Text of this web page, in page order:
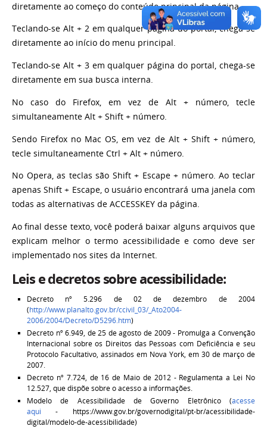
diretamente ao começo do conteúdo principal da página.
Teclando-se Alt + 2 em qualquer página do portal, chega-se
diretamente ao início do menu principal.
Teclando-se Alt + 3 em qualquer página do portal, chega-se
diretamente em sua busca interna.
No caso do Firefox, em vez de Alt + número, tecle
simultaneamente Alt + Shift + número.
Sendo Firefox no Mac OS, em vez de Alt + Shift + número,
tecle simultaneamente Ctrl + Alt + número.
No Opera, as teclas são Shift + Escape + número. Ao teclar
apenas Shift + Escape, o usuário encontrará uma janela com
todas as alternativas de ACCESSKEY da página.
Ao final desse texto, você poderá baixar alguns arquivos que
explicam melhor o termo acessibilidade e como deve ser
implementado nos sites da Internet.
Leis e decretos sobre acessibilidade:
Decreto nº 5.296 de 02 de dezembro de 2004
(http://www.planalto.gov.br/ccivil_03/_Ato2004-
2006/2004/Decreto/D5296.htm)
Decreto nº 6.949, de 25 de agosto de 2009 - Promulga a Convenção
Internacional sobre os Direitos das Pessoas com Deficiência e seu
Protocolo Facultativo, assinados em Nova York, em 30 de março de
2007.
Decreto nº 7.724, de 16 de Maio de 2012 - Regulamenta a Lei No
12.527, que dispõe sobre o acesso a informações.
Modelo de Acessibilidade de Governo Eletrônico (acesse
aqui - https://www.gov.br/governodigital/pt-br/acessibilidade-
digital/modelo-de-acessibilidade)